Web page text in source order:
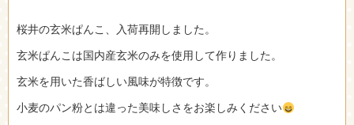
桜井の玄米ぱんこ、入荷再開しました。
玄米ぱんこは国内産玄米のみを使用して作りました。
玄米を用いた香ばしい風味が特徴です。
小麦のパン粉とは違った美味しさをお楽しみください